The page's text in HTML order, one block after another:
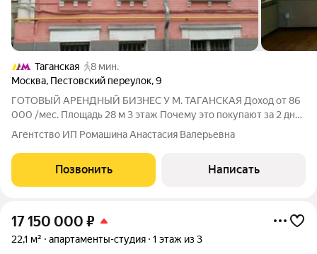
Таганская
8 мин.
Москва, Пестовский переулок,9
ГОТОВЫЙ АРЕНДНЫЙ БИЗНЕС У М. ТАГАНСКАЯ Доход от 86
000 /мес. Площадь 28 м 3 этаж Почему это покупают за 2 дня?
Вы получаете НЕ просто метраж, а работающий актив с
арендатором и историей доходов. Платите за помещение и на
следующий месяц у вас
Агентство ИП Ромашина Анастасия Валерьевна
Позвонить Написать
17 150 000 ₽
22,1 м² апартаменты-студия 1 этаж из 3